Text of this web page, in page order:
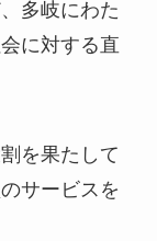
多岐にわた
に対する直
を果たして
サービスを